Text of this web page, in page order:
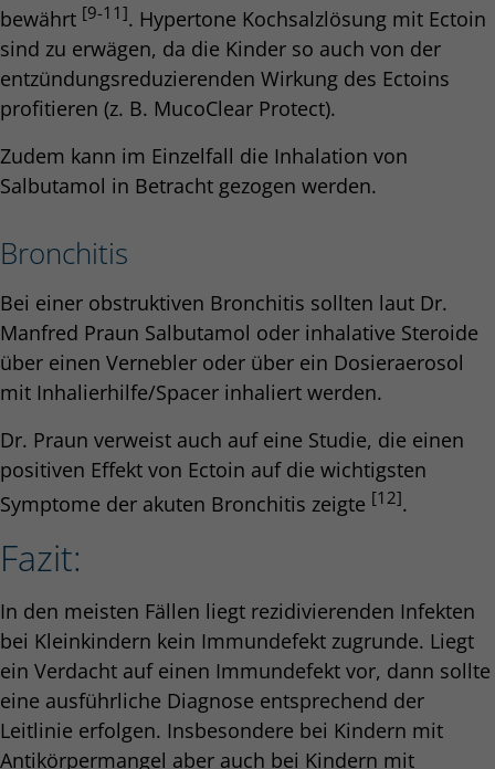
bewährt [9-11]. Hypertone Kochsalzlösung mit Ectoin
sind zu erwägen, da die Kinder so auch von der
entzündungsreduzierenden Wirkung des Ectoins
profitieren (z. B. MucoClear Protect).
Zudem kann im Einzelfall die Inhalation von
Salbutamol in Betracht gezogen werden.
Bronchitis
Bei einer obstruktiven Bronchitis sollten laut Dr.
Manfred Praun Salbutamol oder inhalative Steroide
über einen Vernebler oder über ein Dosieraerosol
mit Inhalierhilfe/Spacer inhaliert werden.
Dr. Praun verweist auch auf eine Studie, die einen
positiven Effekt von Ectoin auf die wichtigsten
Symptome der akuten Bronchitis zeigte [12].
Fazit:
In den meisten Fällen liegt rezidivierenden Infekten
bei Kleinkindern kein Immundefekt zugrunde. Liegt
ein Verdacht auf einen Immundefekt vor, dann sollte
eine ausführliche Diagnose entsprechend der
Leitlinie erfolgen. Insbesondere bei Kindern mit
Antikörpermangel aber auch bei Kindern mit